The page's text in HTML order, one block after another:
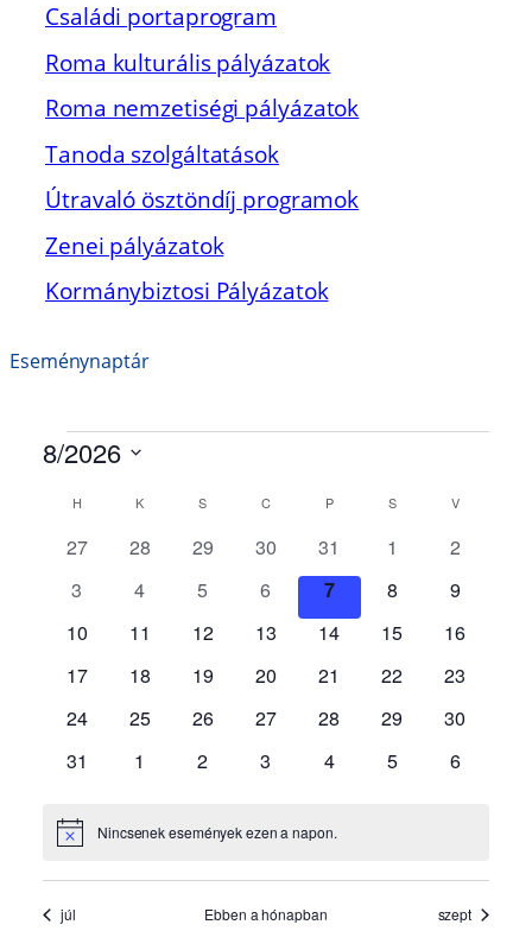
Családi portaprogram
Roma kulturális pályázatok
Roma nemzetiségi pályázatok
Tanoda szolgáltatások
Útravaló ösztöndíj programok
Zenei pályázatok
Kormánybiztosi Pályázatok
Eseménynaptár